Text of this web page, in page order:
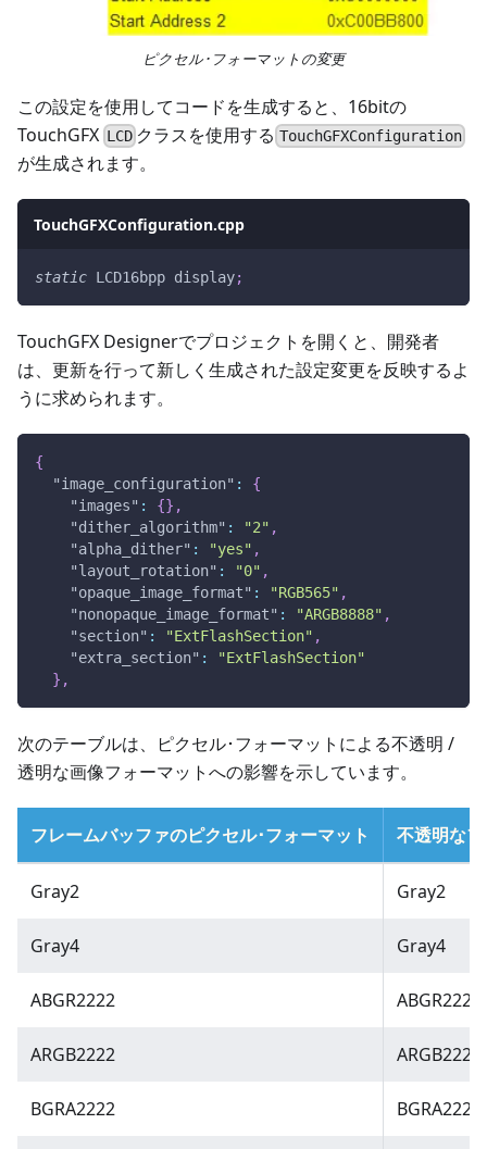
ピクセル･フォーマットの変更
この設定を使用してコードを生成すると、16bitの
TouchGFX LCD クラスを使用する TouchGFXConfiguration
が生成されます。
TouchGFXConfiguration.cpp
static LCD16bpp display;
TouchGFX Designerでプロジェクトを開くと、開発者
は、更新を行って新しく生成された設定変更を反映するよ
うに求められます。
{
"image_configuration" :
{
"images" : {} ,
"dither_algorithm" : "2" ,
"alpha_dither" : "yes" ,
"layout_rotation" : "0" ,
"opaque_image_format" : "RGB565" ,
"nonopaque_image_format" : "ARGB8888" ,
"section" : "ExtFlashSection" ,
"extra_section" :
"ExtFlashSection"
} ,
次のテーブルは、ピクセル･フォーマットによる不透明 /
透明な画像フォーマットへの影響を示しています。
フレームバッファのピクセル･フォーマット 不透明な
Gray2 Gray2
Gray4 Gray4
ABGR2222 ABGR2222
ARGB2222 ARGB2222
BGRA2222 BGRA2222